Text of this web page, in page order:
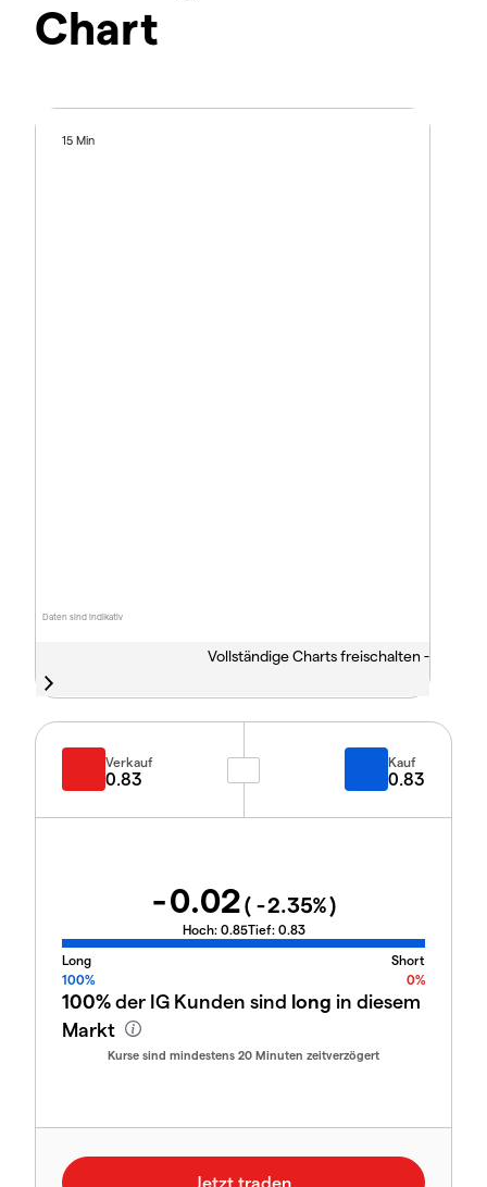
Chart
Daten sind indikativ
15 Min
Vollständige Charts freischalten -
Verkauf
0.83
Kauf
0.83
-0.02( -2.35%)
Hoch: 0.85Tief: 0.83
Long
Short
100%
0%
100%der IG Kunden sind long in diesem
Markt
Kurse sind mindestens 20 Minuten zeitverzögert